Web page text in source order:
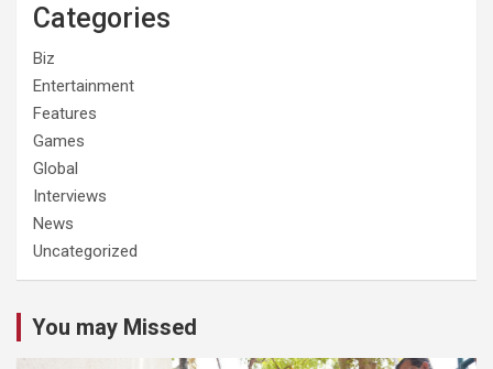
Categories
Biz
Entertainment
Features
Games
Global
Interviews
News
Uncategorized
You may Missed